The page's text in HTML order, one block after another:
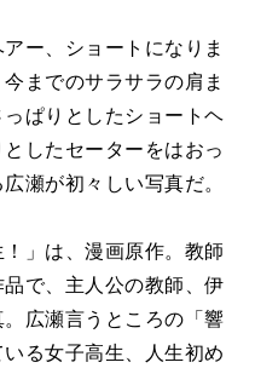
ー、ショートになりま
までのサラサラの肩ま
ぱりとしたショートヘ
したセーターをはおっ
瀬が初々しい写真だ。
」は、漫画原作。教師
で、主人公の教師、伊
広瀬言うところの「響
る女子高生、人生初め